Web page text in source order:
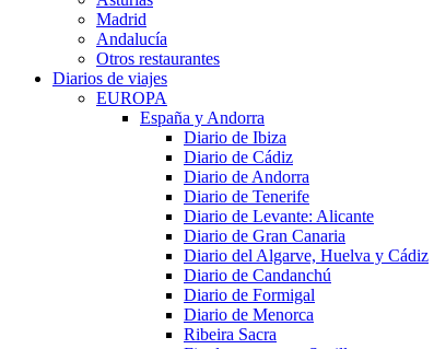
Madrid
Andalucía
Otros restaurantes
Diarios de viajes
EUROPA
España y Andorra
Diario de Ibiza
Diario de Cádiz
Diario de Andorra
Diario de Tenerife
Diario de Levante: Alicante
Diario de Gran Canaria
Diario del Algarve, Huelva y Cádiz
Diario de Candanchú
Diario de Formigal
Diario de Menorca
Ribeira Sacra